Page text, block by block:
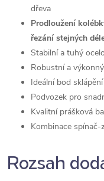
dřeva
Prodloužení
řezání stejných
Stabilní a tuhý
Robustní a
Ideální bod
Podvozek pro
Kvalitní prášková
Kombinace
Rozsah